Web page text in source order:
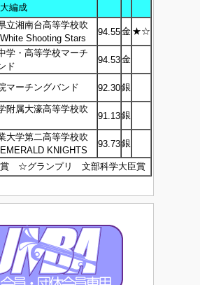
編成
立湘南台高等学校吹
Shooting Stars
94.55金 ★☆
学・高等学校マーチ
ド
94.53金
マーチングバンド 92.30銀
附属大濠高等学校吹
91.13銀
大学第二高等学校吹
KNIGHTS
93.73銀
賞 ☆グランプリ 文部科学大臣賞